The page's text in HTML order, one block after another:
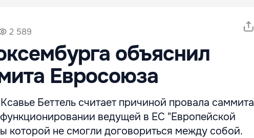
2 589
объяснил
Евросоюза
Беттель считает причиной провала саммита
ведущей в ЕС "Европейской
которой не смогли договориться между собой.